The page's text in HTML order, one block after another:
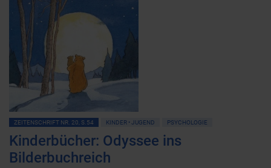
ZEITENSCHRIFT NR. 20, S.54 KINDER • JUGEND PSYCHOLOGIE
Kinderbücher: Odyssee ins
Bilderbuchreich